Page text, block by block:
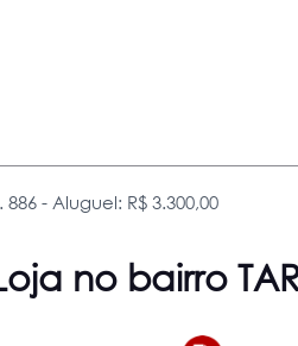
- Aluguel: R$ 3.300,00
no bairro